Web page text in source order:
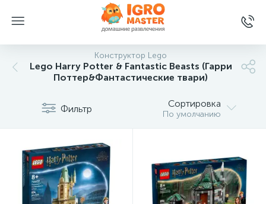
Конструктор Lego
Lego Harry Potter & Fantastic Beasts (Гарри
Поттер&Фантастические твари)
Фильтр Сортировка
По умолчанию